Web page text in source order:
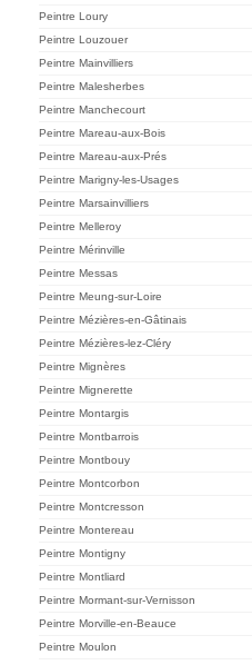
Peintre Loury
Peintre Louzouer
Peintre Mainvilliers
Peintre Malesherbes
Peintre Manchecourt
Peintre Mareau-aux-Bois
Peintre Mareau-aux-Prés
Peintre Marigny-les-Usages
Peintre Marsainvilliers
Peintre Melleroy
Peintre Mérinville
Peintre Messas
Peintre Meung-sur-Loire
Peintre Mézières-en-Gâtinais
Peintre Mézières-lez-Cléry
Peintre Mignères
Peintre Mignerette
Peintre Montargis
Peintre Montbarrois
Peintre Montbouy
Peintre Montcorbon
Peintre Montcresson
Peintre Montereau
Peintre Montigny
Peintre Montliard
Peintre Mormant-sur-Vernisson
Peintre Morville-en-Beauce
Peintre Moulon